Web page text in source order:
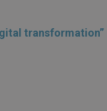
transformation”